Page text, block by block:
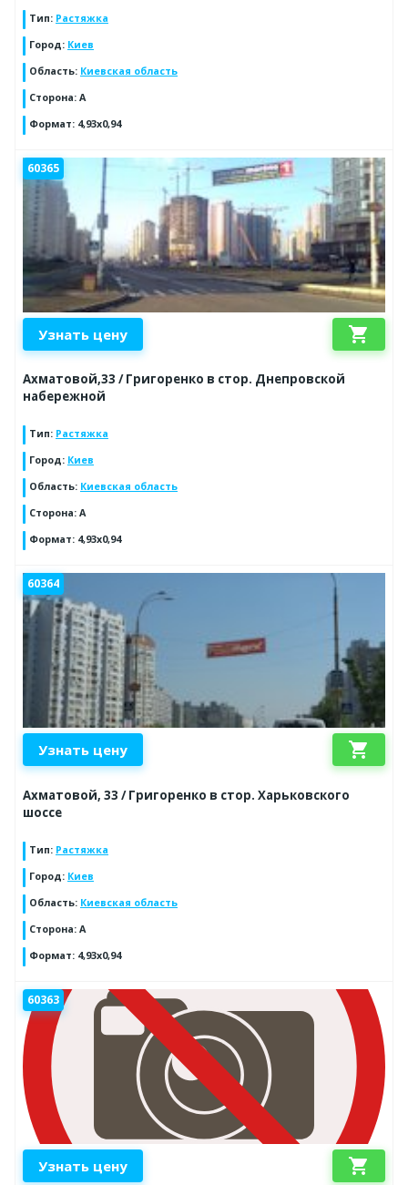
Тип: Растяжка
Город: Киев
Область: Киевская область
Сторона: A
Формат: 4,93x0,94
60365
Узнать цену shopping_cart
Ахматовой,33 / Григоренко в стор. Днепровской
набережной
Тип: Растяжка
Город: Киев
Область: Киевская область
Сторона: A
Формат: 4,93x0,94
60364
Узнать цену shopping_cart
Ахматовой, 33 / Григоренко в стор. Харьковского
шоссе
Тип: Растяжка
Город: Киев
Область: Киевская область
Сторона: A
Формат: 4,93x0,94
60363
Узнать цену shopping_cart